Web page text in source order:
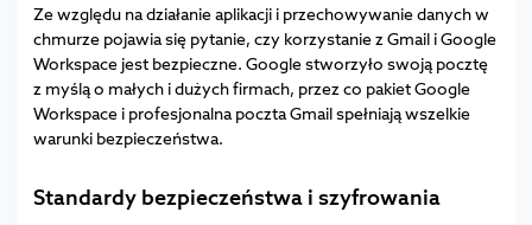
Ze względu na działanie aplikacji i przechowywanie danych w
chmurze pojawia się pytanie, czy korzystanie z Gmail i Google
Workspace jest bezpieczne. Google stworzyło swoją pocztę
z myślą o małych i dużych firmach, przez co pakiet Google
Workspace i profesjonalna poczta Gmail spełniają wszelkie
warunki bezpieczeństwa.
Standardy bezpieczeństwa i szyfrowania